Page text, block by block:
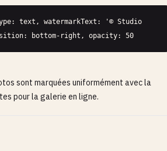
text, watermarkText: '© Studio
bottom-right, opacity: 50
sont marquées uniformément avec la
pour la galerie en ligne.